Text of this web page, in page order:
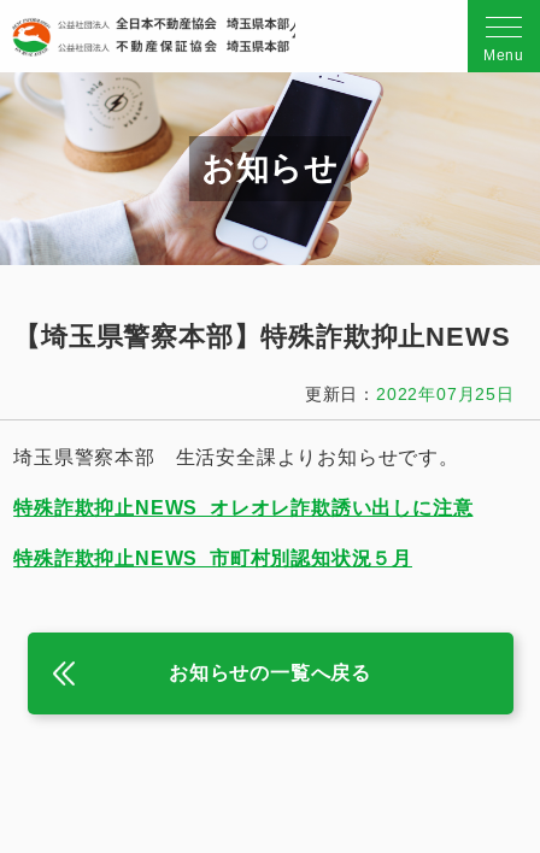
公益社団法人 全日本不動
Menu
お知らせ
【埼玉県警察本部】特殊詐欺抑止NEWS
更新日： 2022年07月25日
埼玉県警察本部 生活安全課よりお知らせです。
特殊詐欺抑止NEWS_オレオレ詐欺誘い出しに注意
特殊詐欺抑止NEWS_市町村別認知状況５月
お知らせの一覧へ戻る